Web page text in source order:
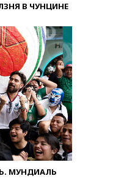
В ЧУНЦИНЕ
МУНДИАЛЬ